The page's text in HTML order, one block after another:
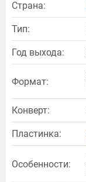
Страна:
Тип:
Год выхода:
Формат:
Конверт:
Пластинка:
Особенности: